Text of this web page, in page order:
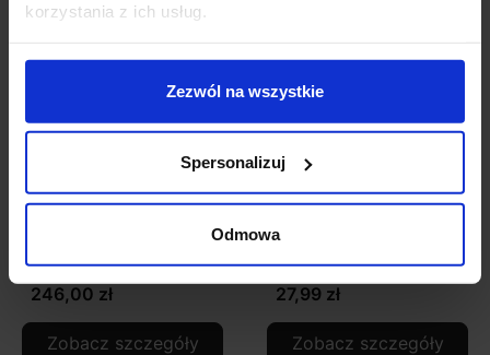
korzystania z ich usług.
Zezwól na wszystkie
Spersonalizuj
Odmowa
OXYLED PERO SQ/RO
246,00 zł
Zobacz szczegóły
Philips LED 5W GU10
27,99 zł
Zobacz szczegóły